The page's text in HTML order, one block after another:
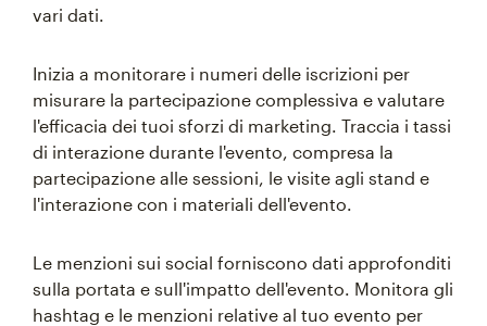
vari dati.
Inizia a monitorare i numeri delle iscrizioni per
misurare la partecipazione complessiva e valutare
l'efficacia dei tuoi sforzi di marketing. Traccia i tassi
di interazione durante l'evento, compresa la
partecipazione alle sessioni, le visite agli stand e
l'interazione con i materiali dell'evento.
Le menzioni sui social forniscono dati approfonditi
sulla portata e sull'impatto dell'evento. Monitora gli
hashtag e le menzioni relative al tuo evento per